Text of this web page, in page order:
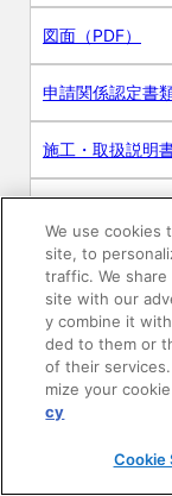
図面（PDF）
申請関係認定書
施工・取扱説明
シミュレーショ
24時間換気シス
簡易設計見積ソ
R&Dセンター環
We use cookies
site, to
traffic. We
site with our
y combine it
ded to them or
of their
mize your
cy
Cookie